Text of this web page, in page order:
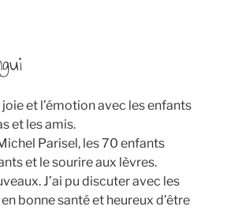
et l’émotion avec les enfants
et les amis.
Parisel, les 70 enfants
et le sourire aux lèvres.
J’ai pu discuter avec les
bonne santé et heureux d’être